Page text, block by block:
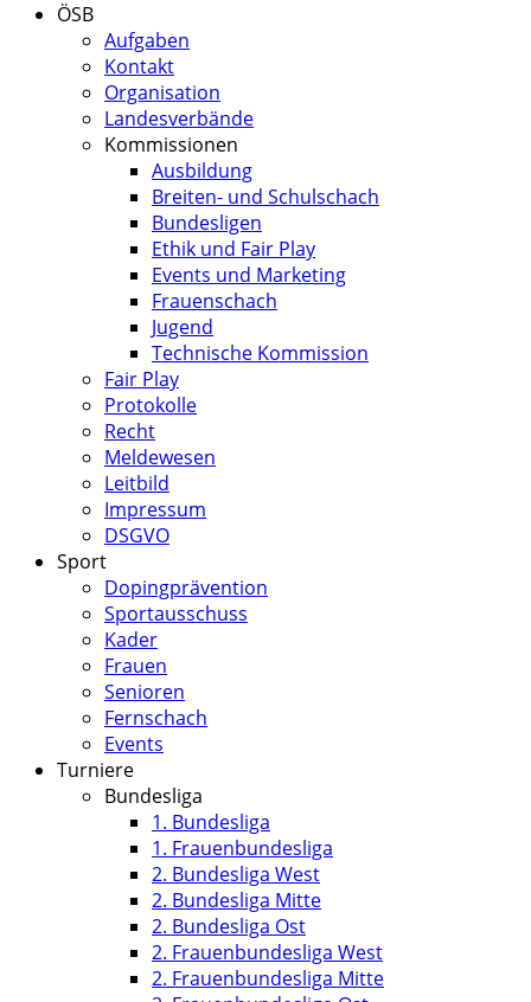
ÖSB
Aufgaben
Kontakt
Organisation
Landesverbände
Kommissionen
Ausbildung
Breiten- und Schulschach
Bundesligen
Ethik und Fair Play
Events und Marketing
Frauenschach
Jugend
Technische Kommission
Fair Play
Protokolle
Recht
Meldewesen
Leitbild
Impressum
DSGVO
Sport
Dopingprävention
Sportausschuss
Kader
Frauen
Senioren
Fernschach
Events
Turniere
Bundesliga
1. Bundesliga
1. Frauenbundesliga
2. Bundesliga West
2. Bundesliga Mitte
2. Bundesliga Ost
2. Frauenbundesliga West
2. Frauenbundesliga Mitte